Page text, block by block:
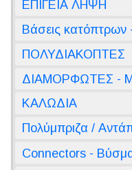
ΕΠΙΓΕΙΑ ΛΗΨΗ
Βάσεις κατόπτρων
ΠΟΛΥΔΙΑΚΟΠΤΕΣ
ΔΙΑΜΟΡΦΩΤΕΣ -
ΚΑΛΩΔΙΑ
Πολύμπριζα /
Connectors -